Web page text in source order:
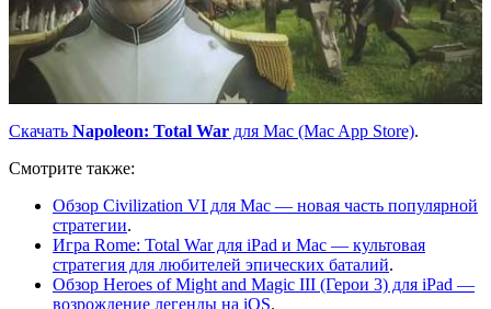
Скачать Napoleon: Total War для Mac (Mac App Store).
Смотрите также:
Обзор Civilization VI для Mac — новая часть популярной
стратегии.
Игра Rome: Total War для iPad и Mac — культовая
стратегия для любителей эпических баталий.
Обзор Heroes of Might and Magic III (Герои 3) для iPad —
возрождение легенды на iOS.